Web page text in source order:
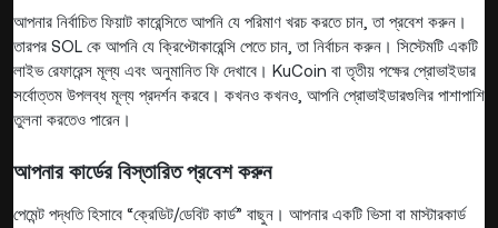
আপনার নির্বাচিত ফিয়াট কারেন্সিতে আপনি যে পরিমাণ খরচ করতে চান, তা প্রবেশ করুন।
তারপর SOL কে আপনি যে ক্রিপ্টোকারেন্সি পেতে চান, তা নির্বাচন করুন। সিস্টেমটি একটি
লাইভ রেফারেন্স মূল্য এবং অনুমানিত ফি দেখাবে। KuCoin বা তৃতীয় পক্ষের প্রোভাইডার
সর্বোত্তম উপলব্ধ মূল্য প্রদর্শন করবে। কখনও কখনও, আপনি প্রোভাইডারগুলির পাশাপাশি
তুলনা করতেও পারেন।
আপনার কার্ডের বিস্তারিত প্রবেশ করুন
পেমেন্ট পদ্ধতি হিসাবে “ক্রেডিট/ডেবিট কার্ড” বাছুন। আপনার একটি ভিসা বা মাস্টারকার্ড